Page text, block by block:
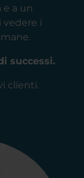
e a un
vedere i
successi.
clienti.